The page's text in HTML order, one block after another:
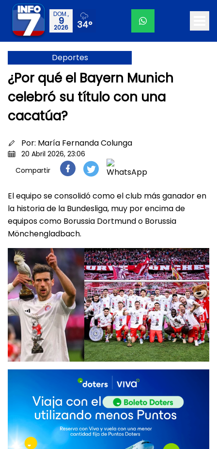
DOM.,
9
2026 34°
Deportes
¿Por qué el Bayern Munich
celebró su título con una
cacatúa?
Por: María Fernanda Colunga
20 Abril 2026, 23:06
Compartir
El equipo se consolidó como el club más ganador en
la historia de la Bundesliga, muy por encima de
equipos como Borussia Dortmund o Borussia
Mönchengladbach.